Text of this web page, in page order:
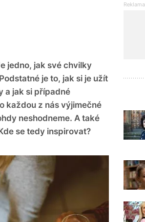
jedno, jak své chvilky
je to, jak si je užít
a jak si případné
každou z nás výjimečné
neshodneme. A také
se tedy inspirovat?